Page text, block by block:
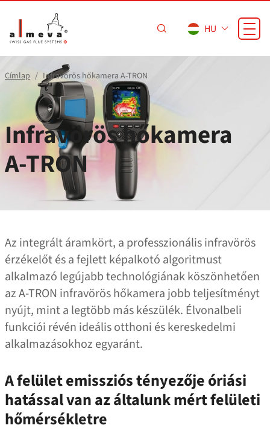
HU
Címlap Infravörös hőkamera A‑TRON
Infravörös hőkamera
A‑TRON
Az integrált áramkört, a professzionális infravörös
érzékelőt és a fejlett képalkotó algoritmust
alkalmazó legújabb technológiának köszönhetően
az A‑TRON infravörös hőkamera jobb teljesítményt
nyújt, mint a legtöbb más készülék. Élvonalbeli
funkciói révén ideális otthoni és kereskedelmi
alkalmazásokhoz egyaránt.
A felület emissziós tényezője óriási
hatással van az általunk mért felületi
hőmérsékletre